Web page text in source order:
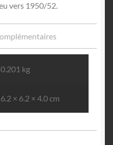
vers 1950/52.
0.201 kg
6.2 × 6.2 × 4.0 cm